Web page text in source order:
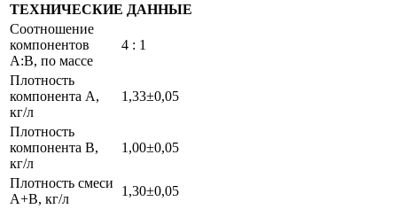
ТЕХНИЧЕСКИЕ ДАННЫЕ
Соотношение
компонентов
А:B, по массе
4 : 1
Плотность
компонента А,
кг/л
1,33±0,05
Плотность
компонента B,
кг/л
1,00±0,05
Плотность смеси
А+B, кг/л
1,30±0,05